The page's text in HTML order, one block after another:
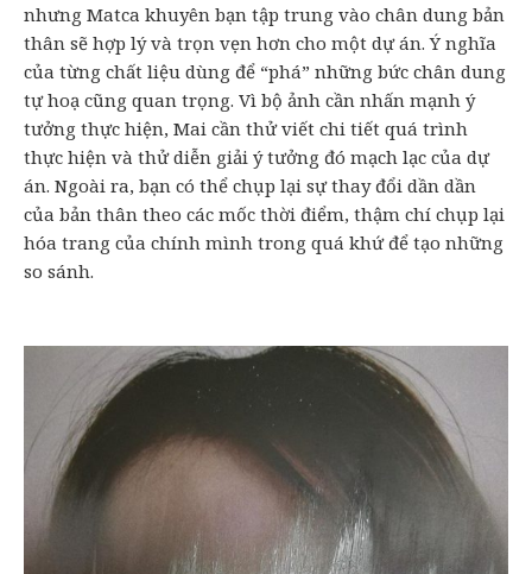
nhưng Matca khuyên bạn tập trung vào chân dung bản
thân sẽ hợp lý và trọn vẹn hơn cho một dự án. Ý nghĩa
của từng chất liệu dùng để “phá” những bức chân dung
tự hoạ cũng quan trọng. Vì bộ ảnh cần nhấn mạnh ý
tưởng thực hiện, Mai cần thử viết chi tiết quá trình
thực hiện và thử diễn giải ý tưởng đó mạch lạc của dự
án. Ngoài ra, bạn có thể chụp lại sự thay đổi dần dần
của bản thân theo các mốc thời điểm, thậm chí chụp lại
hóa trang của chính mình trong quá khứ để tạo những
so sánh.